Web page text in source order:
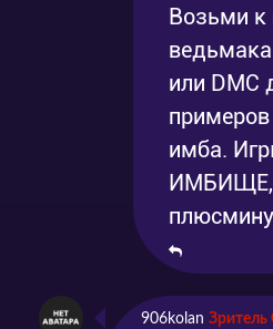
Возьми к
или DMC
примеров
имба.
ИМБИЩЕ,
906kolan Зритель